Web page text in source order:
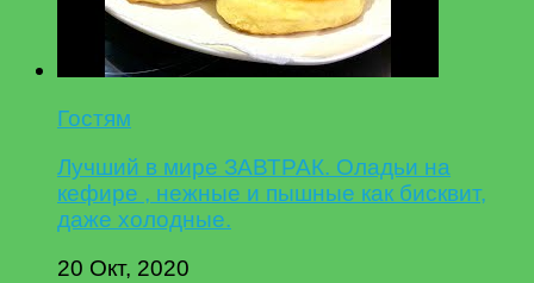
Гостям
Лучший в мире ЗАВТРАК. Оладьи на
кефире , нежные и пышные как бисквит,
даже холодные.
20 Окт, 2020